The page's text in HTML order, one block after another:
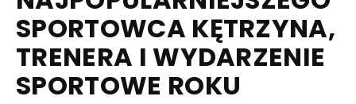
SPORTOWCA KĘTRZYNA,
TRENERA I WYDARZENIE
SPORTOWE ROKU